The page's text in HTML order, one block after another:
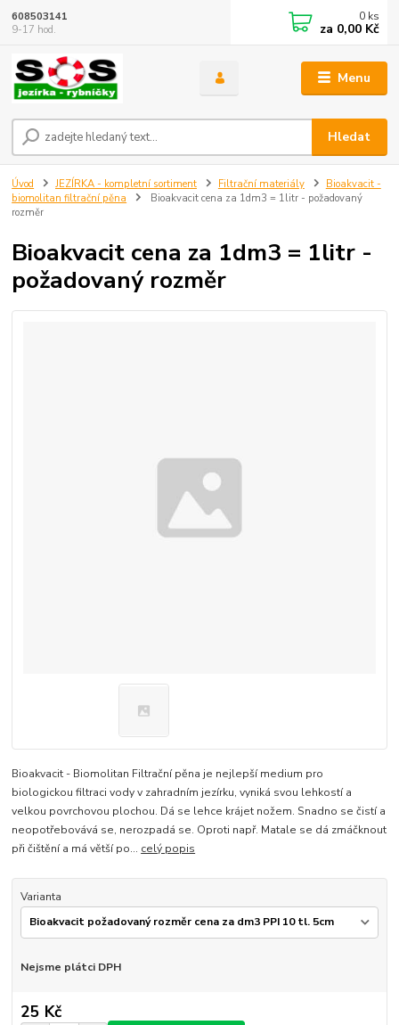
Menu
Hledat
608503141
9-17 hod.
0 ks
za 0,00 Kč
Úvod JEZÍRKA - kompletní sortiment Filtrační materiály
Bioakvacit -
biomolitan filtrační pěna
Bioakvacit cena za 1dm3 = 1litr - požadovaný
rozměr
Bioakvacit cena za 1dm3 = 1litr -
požadovaný rozměr
Bioakvacit - Biomolitan Filtrační pěna je nejlepší medium pro
biologickou filtraci vody v zahradním jezírku, vyniká svou lehkostí a
velkou povrchovou plochou. Dá se lehce krájet nožem. Snadno se čistí a
neopotřebovává se, nerozpadá se. Oproti např. Matale se dá zmáčknout
při čištění a má větší po... celý popis
Varianta
Nejsme plátci DPH
25 Kč